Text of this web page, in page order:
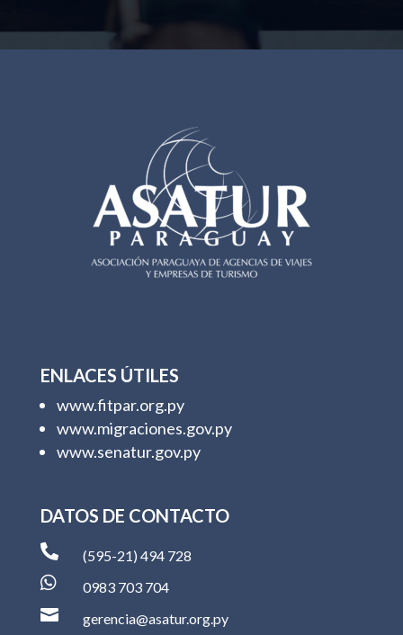
ENLACES ÚTILES
www.fitpar.org.py
www.migraciones.gov.py
www.senatur.gov.py
DATOS DE CONTACTO
 (595-21) 494 728
 0983 703 704
 gerencia@asatur.org.py